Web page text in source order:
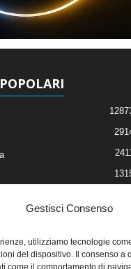
Gestisci Consenso
utilizziamo tecnologie
del dispositivo. Il consenso a
come il comportamento di
Line